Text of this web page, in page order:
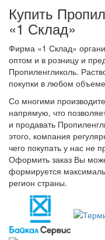
Купить
«1 Склад»
Фирма «1 Склад»
оптом и в розницу и
Пропиленгликоль.
покупки в любом
Со многими
напрямую, что
и продавать
этого, компания
чего покупать у нас не
Оформить заказ Вы
формируется
регион страны.